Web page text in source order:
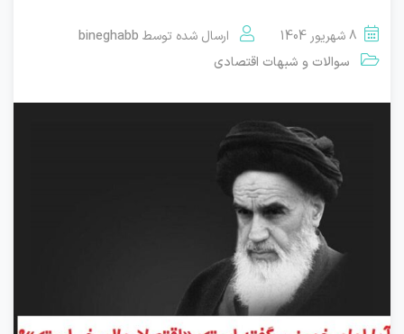
8 شهریور 1404 ارسال شده توسط bineghabb
سوالات و شبهات اقتصادی